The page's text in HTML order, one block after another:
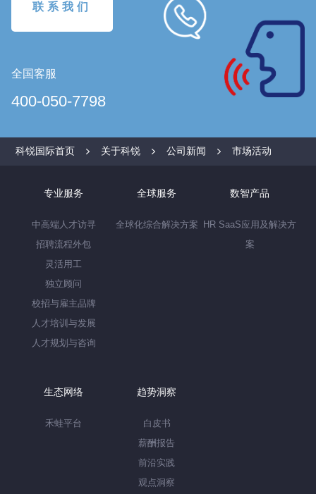
联系我们
全国客服
400-050-7798
科锐国际首页 关于科锐 公司新闻 市场活动
专业服务
中高端人才访寻
招聘流程外包
灵活用工
独立顾问
校招与雇主品牌
人才培训与发展
人才规划与咨询
全球服务
全球化综合解决方案
数智产品
HR SaaS应用及解决方
案
生态网络
禾蛙平台
趋势洞察
白皮书
薪酬报告
前沿实践
观点洞察